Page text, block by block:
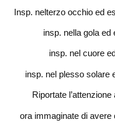
Insp. nelterzo occhio ed
insp. nella gola ed
insp. nel cuore
insp. nel plesso solare
Riportate
ora immaginate di